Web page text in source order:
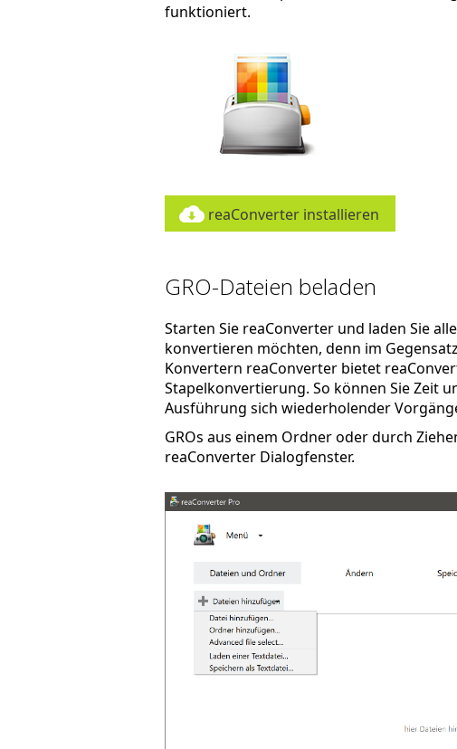
funktioniert.
reaConverter installieren
GRO-Dateien beladen
Starten Sie reaConverter und laden Sie
konvertieren möchten, denn im
Konvertern reaConverter bietet
Stapelkonvertierung. So können Sie Zeit
Ausführung sich wiederholender
GROs aus einem Ordner oder durch
reaConverter Dialogfenster.